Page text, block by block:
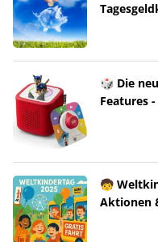
🎲 Die
Features
🧒
Aktionen